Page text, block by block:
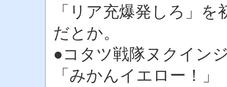
「リア充爆発しろ」
だとか。
●コタツ戦隊ヌクイン
「みかんイエロー！